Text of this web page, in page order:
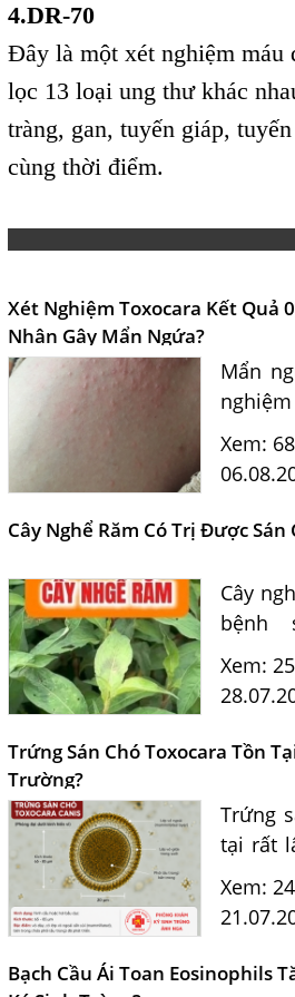
4.DR-70
Đây là một xét nghiệm máu
lọc 13 loại ung thư khác
tràng, gan, tuyến giáp,
cùng thời điểm.
Xét Nghiệm Toxocara Kết Quả
Nhân Gây Mẩn Ngứa?
Mẩn
tính
nhân?
điều trị
Xem:
Cây Nghể Răm Có Trị Được Sán
Cây
bệnh
học và
Xem:
Trứng Sán Chó Toxocara Tồn
Trường?
Trứng
tại rất
và là
hiểm
vấn
Xem:
Bạch Cầu Ái Toan Eosinophils